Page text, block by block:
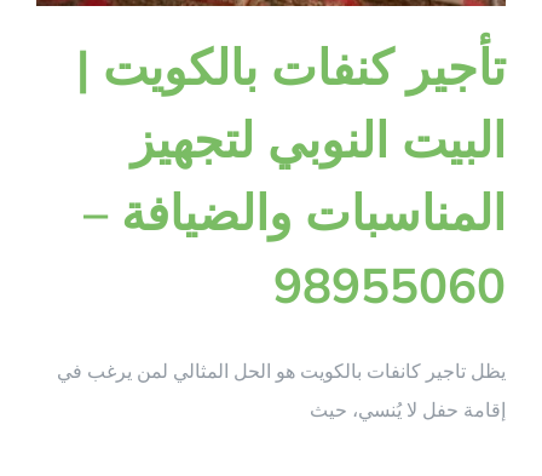
تأجير كنفات بالكويت |
البيت النوبي لتجهيز
المناسبات والضيافة –
98955060
يظل تاجير كانفات بالكويت هو الحل المثالي لمن يرغب في
إقامة حفل لا يُنسي، حيث